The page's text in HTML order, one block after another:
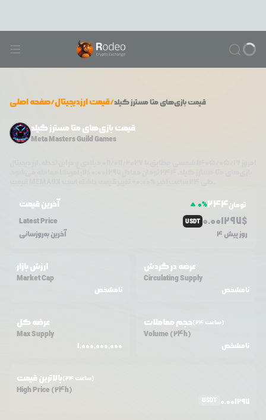
صفحه اصلی/قیمت ارزدیجیتال/ قیمتبازی‌های متا مسترز گیلد
قیمت بازی‌های متا مسترز گیلد
Meta Masters Guild Games
آخرین قیمت 0%244تومان
Latest Price
USDT 0.001297$
آخرین به‌روزسانی 4 روز پیش
ارزش بازار
Market Cap
نامشخص
عرضه در گردش
Circulating Supply
نامشخص
عرضه کل
Max Supply
1,000,000,000
حجم معاملات (24 ساعت)
Volume (24h)
نامشخص
بالاترین قیمت (24 ساعت)
High Price (24h)
USDT 0.001297